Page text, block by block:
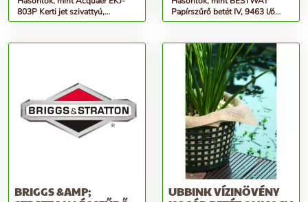
803P Kerti jet szivattyú,
műanyag házzal, (800W / 1&q...
Papírszűrő betét IV, 9463 l/ó
58095 (58095)
BRIGGS &AMP;
UBBINK VÍZINÖVÉNY